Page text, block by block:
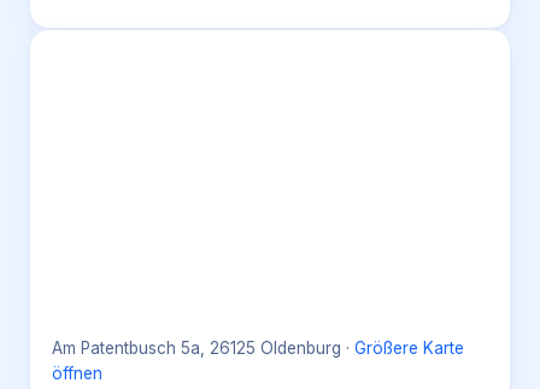
Am Patentbusch 5a, 26125 Oldenburg · Größere Karte
öffnen